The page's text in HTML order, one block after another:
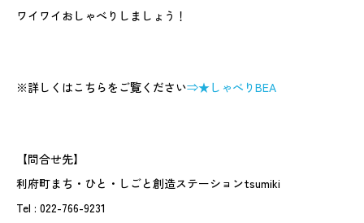
ワイワイおしゃべりしましょう！
※詳しくはこちらをご覧ください⇒★しゃべりBEA
【問合せ先】
利府町まち・ひと・しごと創造ステーションtsumiki
Tel : 022-766-9231